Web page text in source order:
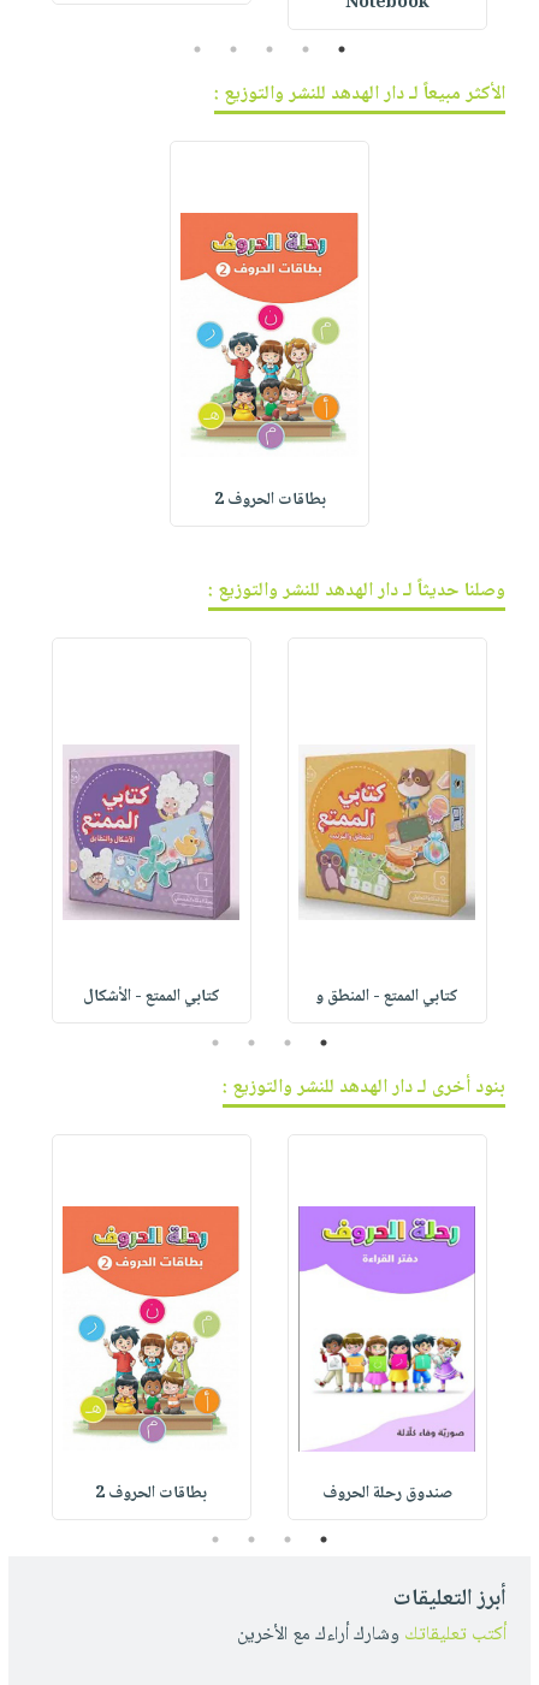
1
2
3
4
5
الأكثر مبيعاً لـ دار الهدهد للنشر والتوزيع :
بطاقات الحروف 2
وصلنا حديثاً لـ دار الهدهد للنشر والتوزيع :
كتابي الممتع - المنطق و كتابي الممتع - الأشكال
1
2
3
4
بنود أخرى لـ دار الهدهد للنشر والتوزيع :
صندوق رحلة الحروف بطاقات الحروف 2
1
2
3
4
أبرز التعليقات
أكتب تعليقاتك وشارك أراءك مع الأخرين